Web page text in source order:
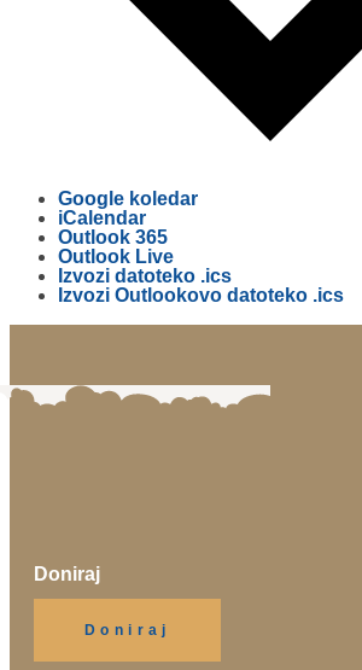
Google koledar
iCalendar
Outlook 365
Outlook Live
Izvozi datoteko .ics
Izvozi Outlookovo datoteko .ics
Doniraj
Doniraj